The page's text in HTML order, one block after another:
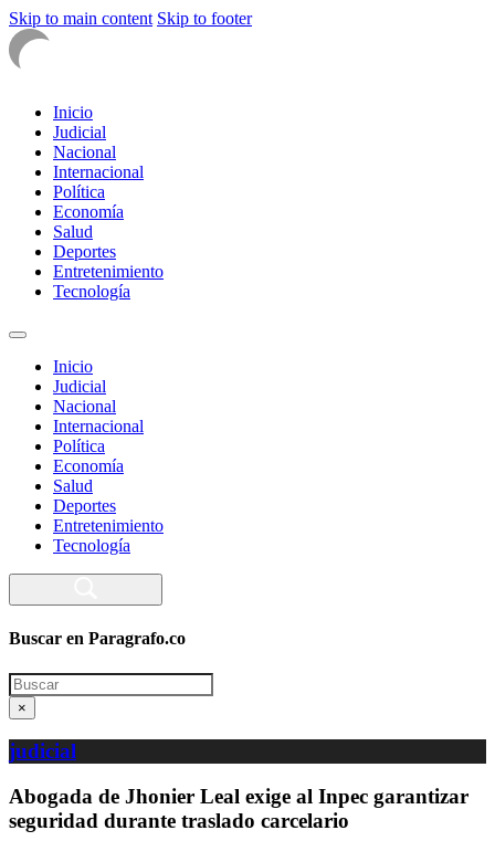
Skip to main content Skip to footer
Inicio
Judicial
Nacional
Internacional
Política
Economía
Salud
Deportes
Entretenimiento
Tecnología
Inicio
Judicial
Nacional
Internacional
Política
Economía
Salud
Deportes
Entretenimiento
Tecnología
Buscar en Paragrafo.co
Search
×
judicial
Abogada de Jhonier Leal exige al Inpec garantizar
seguridad durante traslado carcelario